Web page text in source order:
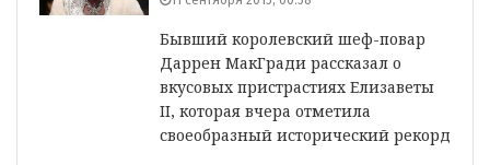
Бывший королевский шеф-повар
Даррен МакГради рассказал о
вкусовых пристрастиях Елизаветы
II, которая вчера отметила
своеобразный исторический рекорд